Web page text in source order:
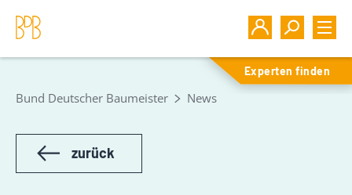
Experten finden
Bund Deutscher Baumeister News
zurück